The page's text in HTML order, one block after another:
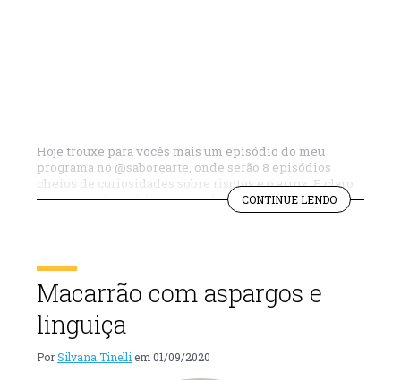
Hoje trouxe para vocês mais um episódio do meu
programa no @saborearte, onde serão 8 episódios
cheios de curiosidades sobre risotos e o arroz. E claro
que não poderia faltar muitas histórias e risadas.
Fizemos um delicioso Risoto de Linguiça com feijão
CONTINUE LENDO"RISOTO
DE
Macarrão com aspargos e
linguiça
PorSilvana Tinelli em 01/09/2020